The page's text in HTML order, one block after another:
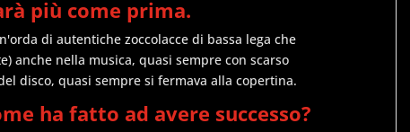
più come prima.
di autentiche zoccolacce di bassa lega che
anche nella musica, quasi sempre con scarso
disco, quasi sempre si fermava alla copertina.
ha fatto ad avere successo?